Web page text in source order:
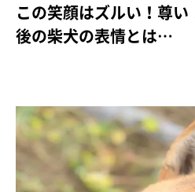
この笑顔はズルい！尊
後の柴犬の表情とは…